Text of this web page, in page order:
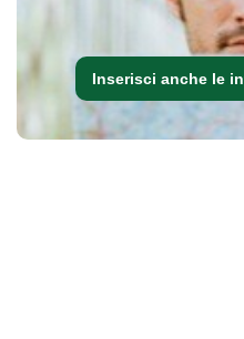
Inserisci anche le